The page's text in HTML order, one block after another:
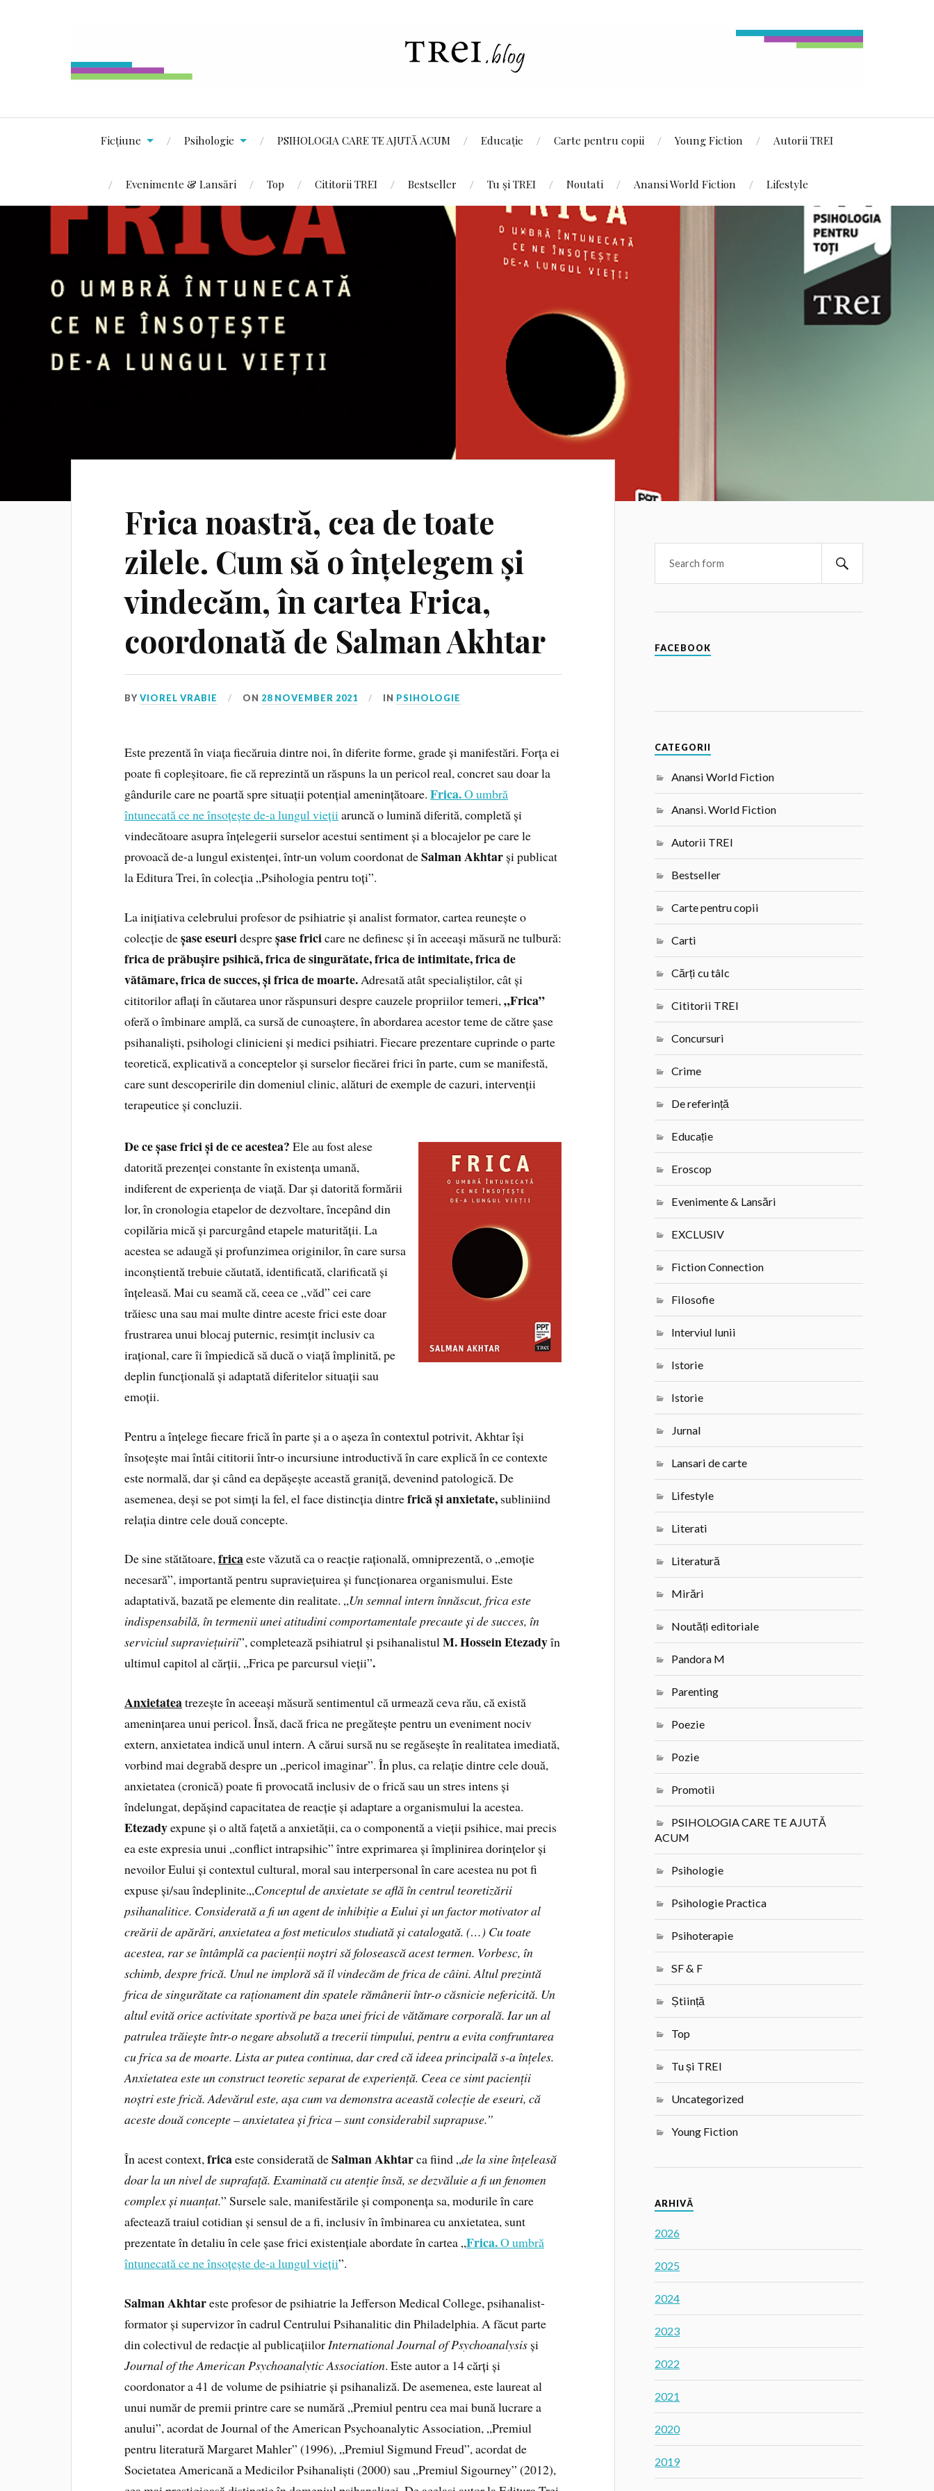
Ficțiune Psihologie PSIHOLOGIA CARE TE AJUTĂ ACUM Educație Carte pentru copii Young Fiction Autorii TREI
Evenimente & Lansări Top Cititorii TREI Bestseller Tu și TREI Noutati Anansi World Fiction Lifestyle
Frica noastră, cea de toate
zilele. Cum să o înțelegem și
vindecăm, în cartea Frica,
coordonată de Salman Akhtar
BYVIOREL VRABIE ON 28 NOVEMBER 2021 IN PSIHOLOGIE
Este prezentă în viața fiecăruia dintre noi, în diferite forme, grade și manifestări. Forța ei
poate fi copleșitoare, fie că reprezintă un răspuns la un pericol real, concret sau doar la
gândurile care ne poartă spre situații potențial amenințătoare.Frica.O umbră
întunecată ce ne însoțește de-a lungul viețiiaruncă o lumină diferită, completă și
vindecătoare asupra înțelegerii surselor acestui sentiment și a blocajelor pe care le
provoacă de-a lungul existenței, într-un volum coordonat deSalman Akhtar și publicat
la Editura Trei, în colecția „Psihologia pentru toți”.
La inițiativa celebrului profesor de psihiatrie și analist formator, cartea reunește o
colecție deșase eseuridespreșase fricicare ne definesc și în aceeași măsură ne tulbură:
frica de prăbușire psihică, frica de singurătate, frica de intimitate, frica de
vătămare, frica de succes, și frica de moarte.Adresată atât specialiștilor, cât și
cititorilor aflați în căutarea unor răspunsuri despre cauzele propriilor temeri,„Frica”
oferă o îmbinare amplă, ca sursă de cunoaștere, în abordarea acestor teme de către șase
psihanaliști, psihologi clinicieni și medici psihiatri. Fiecare prezentare cuprinde o parte
teoretică, explicativă a conceptelor și surselor fiecărei frici în parte, cum se manifestă,
care sunt descoperirile din domeniul clinic, alături de exemple de cazuri, intervenții
terapeutice și concluzii.
De ce șase frici și de ce acestea? Ele au fost alese
datorită prezenței constante în existența umană,
indiferent de experiența de viață. Dar și datorită formării
lor, în cronologia etapelor de dezvoltare, începând din
copilăria mică și parcurgând etapele maturității. La
acestea se adaugă și profunzimea originilor, în care sursa
inconștientă trebuie căutată, identificată, clarificată și
înțeleasă. Mai cu seamă că, ceea ce „văd” cei care
trăiesc una sau mai multe dintre aceste frici este doar
frustrarea unui blocaj puternic, resimțit inclusiv ca
irațional, care îi împiedică să ducă o viață împlinită, pe
deplin funcțională și adaptată diferitelor situații sau
emoții.
Pentru a înțelege fiecare frică în parte și a o așeza în contextul potrivit, Akhtar își
însoțește mai întâi cititorii într-o incursiune introductivă în care explică în ce contexte
este normală, dar și când ea depășește această graniță, devenind patologică. De
asemenea, deși se pot simți la fel, el face distincția dintrefrică și anxietate, subliniind
relația dintre cele două concepte.
De sine stătătoare,fricaeste văzută ca o reacție rațională, omniprezentă, o „emoție
necesară”, importantă pentru supraviețuirea și funcționarea organismului. Este
adaptativă, bazată pe elemente din realitate. „Un semnal intern înnăscut, frica este
indispensabilă, în termenii unei atitudini comportamentale precaute și de succes, în
serviciul supraviețuirii”, completează psihiatrul și psihanalistulM. Hossein Etezadyîn
ultimul capitol al cărții, „Frica pe parcursul vieții”.
Anxietateatrezește în aceeași măsură sentimentul că urmează ceva rău, că există
amenințarea unui pericol. Însă, dacă frica ne pregătește pentru un eveniment nociv
extern, anxietatea indică unul intern. A cărui sursă nu se regăsește în realitatea imediată,
vorbind mai degrabă despre un „pericol imaginar”. În plus, ca relație dintre cele două,
anxietatea (cronică) poate fi provocată inclusiv de o frică sau un stres intens și
îndelungat, depășind capacitatea de reacție și adaptare a organismului la acestea.
Etezadyexpune și o altă fațetă a anxietății, ca o componentă a vieții psihice, mai precis
ea este expresia unui „conflict intrapsihic” între exprimarea și împlinirea dorințelor și
nevoilor Eului și contextul cultural, moral sau interpersonal în care acestea nu pot fi
expuse și/sau îndeplinite.„Conceptul de anxietate se află în centrul teoretizării
psihanalitice. Considerată a fi un agent de inhibiție a Eului și un factor motivator al
creării de apărări, anxietatea a fost meticulos studiată și catalogată. (…) Cu toate
acestea, rar se întâmplă ca pacienții noștri să folosească acest termen. Vorbesc, în
schimb, despre frică. Unul ne imploră să îl vindecăm de frica de câini. Altul prezintă
frica de singurătate ca raționament din spatele rămânerii într-o căsnicie nefericită. Un
altul evită orice activitate sportivă pe baza unei frici de vătămare corporală. Iar un al
patrulea trăiește într-o negare absolută a trecerii timpului, pentru a evita confruntarea
cu frica sa de moarte. Lista ar putea continua, dar cred că ideea principală s-a înțeles.
Anxietatea este un construct teoretic separat de experiență. Ceea ce simt pacienții
noștri este frică. Adevărul este, așa cum va demonstra această colecție de eseuri, că
aceste două concepte – anxietatea și frica – sunt considerabil suprapuse.”
În acest context,fricaeste considerată deSalman Akhtarca fiind „de la sine înțeleasă
doar la un nivel de suprafață. Examinată cu atenție însă, se dezvăluie a fi un fenomen
complex și nuanțat.” Sursele sale, manifestările și componența sa, modurile în care
afectează traiul cotidian și sensul de a fi, inclusiv în îmbinarea cu anxietatea, sunt
prezentate în detaliu în cele șase frici existențiale abordate în cartea „Frica.O umbră
întunecată ce ne însoțește de-a lungul vieții”.
Salman Akhtareste profesor de psihiatrie la Jefferson Medical College, psihanalist-
formator și supervizor în cadrul Centrului Psihanalitic din Philadelphia. A făcut parte
din colectivul de redacție al publicațiilor International Journal of Psychoanalysis și
Journal of the American Psychoanalytic Association. Este autor a 14 cărți și
coordonator a 41 de volume de psihiatrie și psihanaliză. De asemenea, este laureat al
unui număr de premii printre care se numără „Premiul pentru cea mai bună lucrare a
anului”, acordat de Journal of the American Psychoanalytic Association, „Premiul
pentru literatură Margaret Mahler” (1996), „Premiul Sigmund Freud”, acordat de
Societatea Americană a Medicilor Psihanaliști (2000) sau „Premiul Sigourney” (2012),
FACEBOOK
CATEGORII
Anansi World Fiction
Anansi. World Fiction
Autorii TREI
Bestseller
Carte pentru copii
Carti
Cărți cu tâlc
Cititorii TREI
Concursuri
Crime
De referință
Educație
Eroscop
Evenimente & Lansări
EXCLUSIV
Fiction Connection
Filosofie
Interviul lunii
Istorie
Istorie
Jurnal
Lansari de carte
Lifestyle
Literati
Literatură
Mirări
Noutăți editoriale
Pandora M
Parenting
Poezie
Pozie
Promotii
PSIHOLOGIA CARE TE AJUTĂ
ACUM
Psihologie
Psihologie Practica
Psihoterapie
SF & F
Știință
Top
Tu și TREI
Uncategorized
Young Fiction
ARHIVĂ
2026
2025
2024
2023
2022
2021
2020
2019